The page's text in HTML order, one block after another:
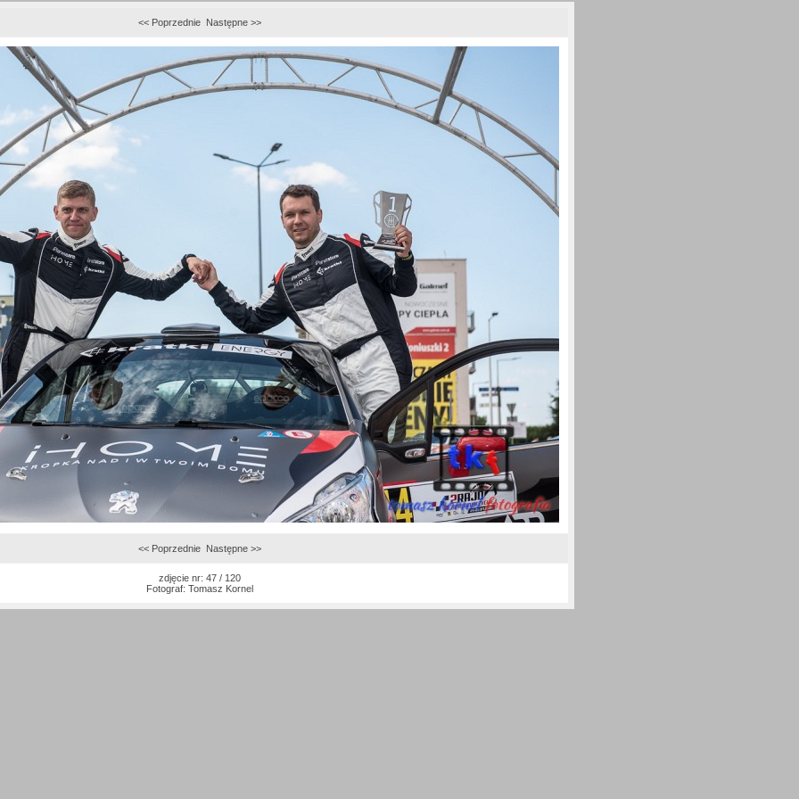
<< Poprzednie Następne >>
<< Poprzednie Następne >>
zdjęcie nr: 47 / 120
Fotograf: Tomasz Kornel